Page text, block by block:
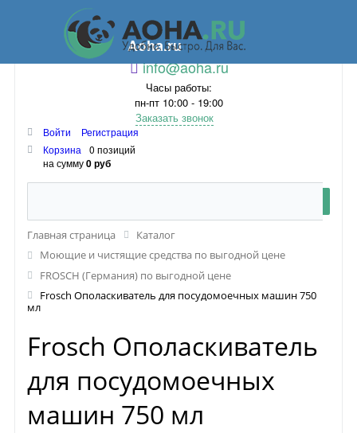
Aoha.ru
info@aoha.ru
Часы работы:
пн-пт 10:00 - 19:00
Заказать звонок
Войти
Регистрация
Корзина
0 позиций
на сумму0 руб
Главная страница
Каталог
Моющие и чистящие средства по выгодной цене
FROSCH (Германия) по выгодной цене
Frosch Ополаскиватель для посудомоечных машин 750
мл
Frosch Ополаскиватель
для посудомоечных
машин 750 мл